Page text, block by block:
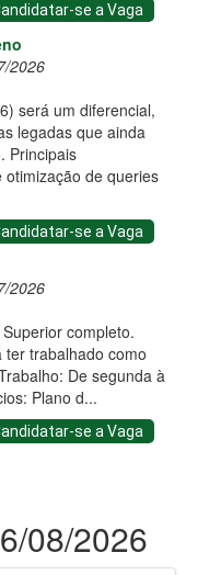
se a Vaga
2026
será um diferencial,
legadas que ainda
Principais
otimização de queries
se a Vaga
2026
completo.
ter trabalhado como
De segunda à
Plano d...
se a Vaga
08/2026